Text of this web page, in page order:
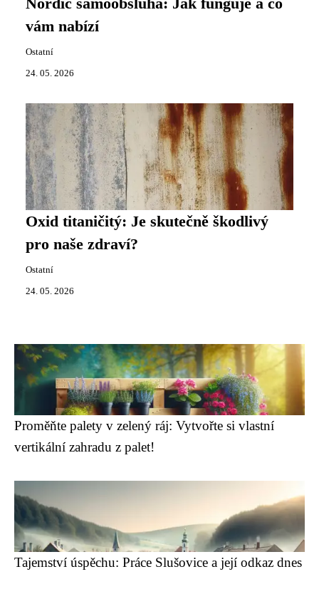
Nordic samoobsluha: Jak funguje a co
vám nabízí
Ostatní
24. 05. 2026
Oxid titaničitý: Je skutečně škodlivý
pro naše zdraví?
Ostatní
24. 05. 2026
Proměňte palety v zelený ráj: Vytvořte si vlastní
vertikální zahradu z palet!
Tajemství úspěchu: Práce Slušovice a její odkaz dnes